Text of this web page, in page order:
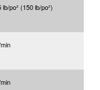
lb/po²(150lb/po²)